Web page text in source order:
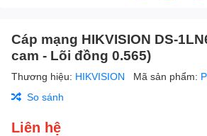
Cáp mạng HIKVISION DS-
cam - Lõi đồng 0.565)
Thương hiệu: HIKVISION Mã sản phẩm:
So sánh
Liên hệ